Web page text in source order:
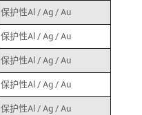
保护性Al / Ag / Au
保护性Al / Ag / Au
保护性Al / Ag / Au
保护性Al / Ag / Au
保护性Al / Ag / Au